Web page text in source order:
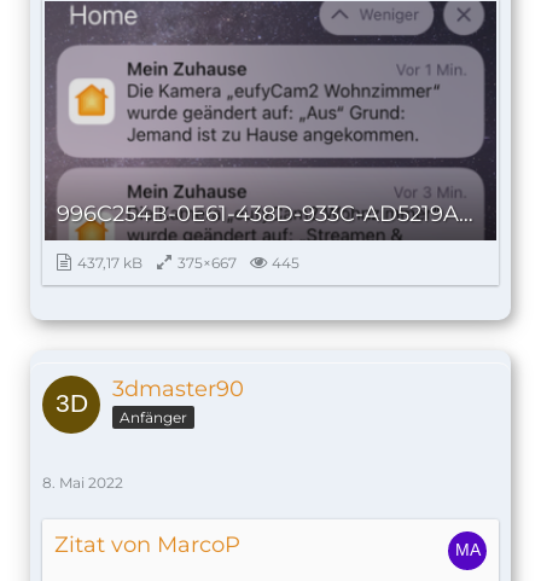
996C254B-0E61-438D-933C-AD5219A682A7_autoscaled.png
437,17 kB 375×667 445
3dmaster90
Anfänger
8. Mai 2022
Zitat von MarcoP